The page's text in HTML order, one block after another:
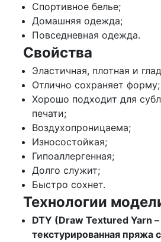
Спортивное белье;
Домашняя одежда;
Повседневная одежда.
Свойства
Эластичная, плотная и
Отлично сохраняет форму;
Хорошо подходит для
печати;
Воздухопроницаема;
Износостойкая;
Гипоаллергенная;
Долго служит;
Быстро сохнет.
Технологии
DTY (Draw Textured Yarn –
текстурированная пряжа